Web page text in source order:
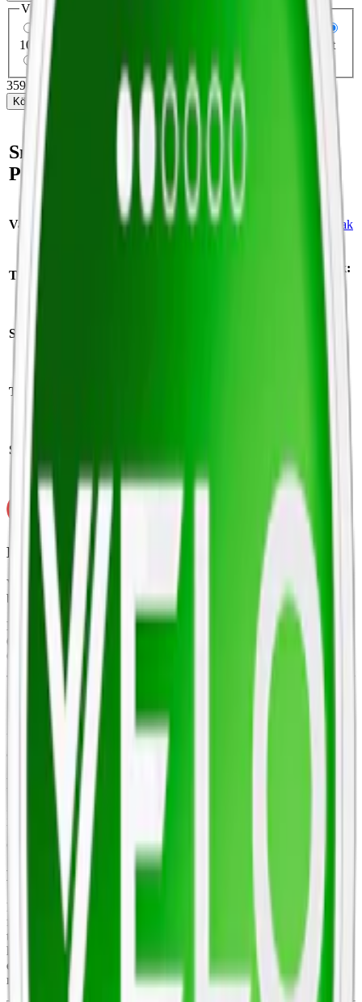
Välj antal dosor
1-pack
33,98 kr
10-pack
35,79 kr
/st
50-pack
1 774,50 kr 35,49 kr
/st
359,90 kr
Köp
Snabb fakta om Velo Bright
Peppermint Slim Vitt Snus
Varumärke: mintsmak
Tillverkare:
Format/storlek:
Styrka:
Torrhet:
Snustyp:
dosa:
Ej för personer under 18 år.
Velo Bright Peppermint innehåller nikotin som är ett mycket
beroendeframkallande ämne.
Ingredienser: Fyllnadsmedel (E460), Vatten, Smakförstärkare
(koksalt), Xylitol (E967), Nikotin, Aromer, Förtjockningsmedel
(E401), Sötningsmedel (E955), Surhetsreglerande medel (E500)
Om Velo Bright Peppermint
Velo Bright Peppermint är ettvitt snus
av pepparmint.
Hur många mg är Velo Crispy Pepparmint?
Prillorna harslimformat
och en normal torrhet som gör dem
bekväma och diskreta under läppen. Varje dosa innehåller 14 gram
och 20 prillor, där varje prilla väger 0,7 gram.
Hur mycket nikotin är det i velo crispy peppermint?
Förutom nikotin, innehåller detta vita snus ingredienser som
fyllnadsmedel och xylitol. En fullständig innehållsförteckning är
tillgänglig ovan. Velo Bright Peppermint är ett tobaksfritt snus och
har helvita prillor som innehåller 8 mg nikotin per prilla. Velo
erbjuder en mängd andra smakvarianter och nikotinstyrkor, från 6
mg upp till över 15 mg nikotin per prilla.